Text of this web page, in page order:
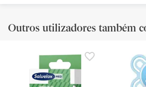
Outros utilizadores também